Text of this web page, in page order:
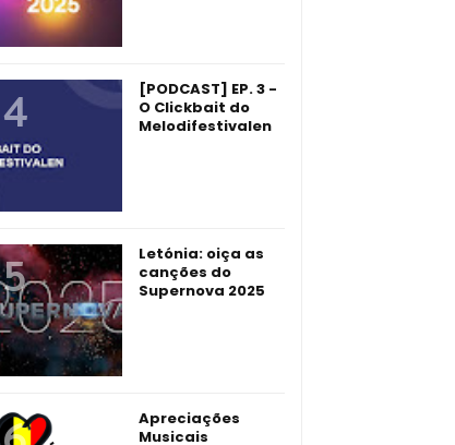
[PODCAST] EP. 3 -
O Clickbait do
Melodifestivalen
Letónia: oiça as
canções do
Supernova 2025
Apreciações
Musicais